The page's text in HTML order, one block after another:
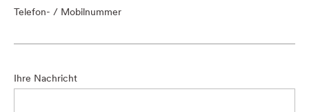
Telefon- / Mobilnummer
Ihre Nachricht